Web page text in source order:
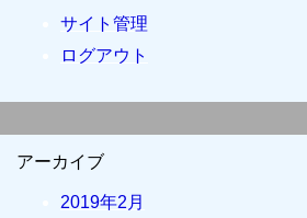
サイト管理
ログアウト
アーカイブ
2019年2月